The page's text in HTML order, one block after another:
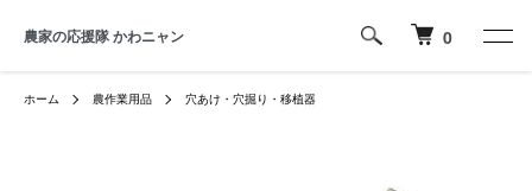
農家の応援隊 かわニャン 0
ホーム 農作業用品 穴あけ・穴掘り・移植器